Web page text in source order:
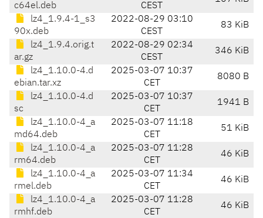
c64el.deb
CEST
lz4_1.9.4-1_s3
90x.deb
2022-08-29 03:10
CEST
83 KiB
lz4_1.9.4.orig.t
ar.gz
2022-08-29 02:34
CEST
346 KiB
lz4_1.10.0-4.d
ebian.tar.xz
2025-03-07 10:37
CET
8080 B
lz4_1.10.0-4.d
sc
2025-03-07 10:37
CET
1941 B
lz4_1.10.0-4_a
md64.deb
2025-03-07 11:18
CET
51 KiB
lz4_1.10.0-4_a
rm64.deb
2025-03-07 11:28
CET
46 KiB
lz4_1.10.0-4_a
rmel.deb
2025-03-07 11:34
CET
46 KiB
lz4_1.10.0-4_a
rmhf.deb
2025-03-07 11:28
CET
46 KiB